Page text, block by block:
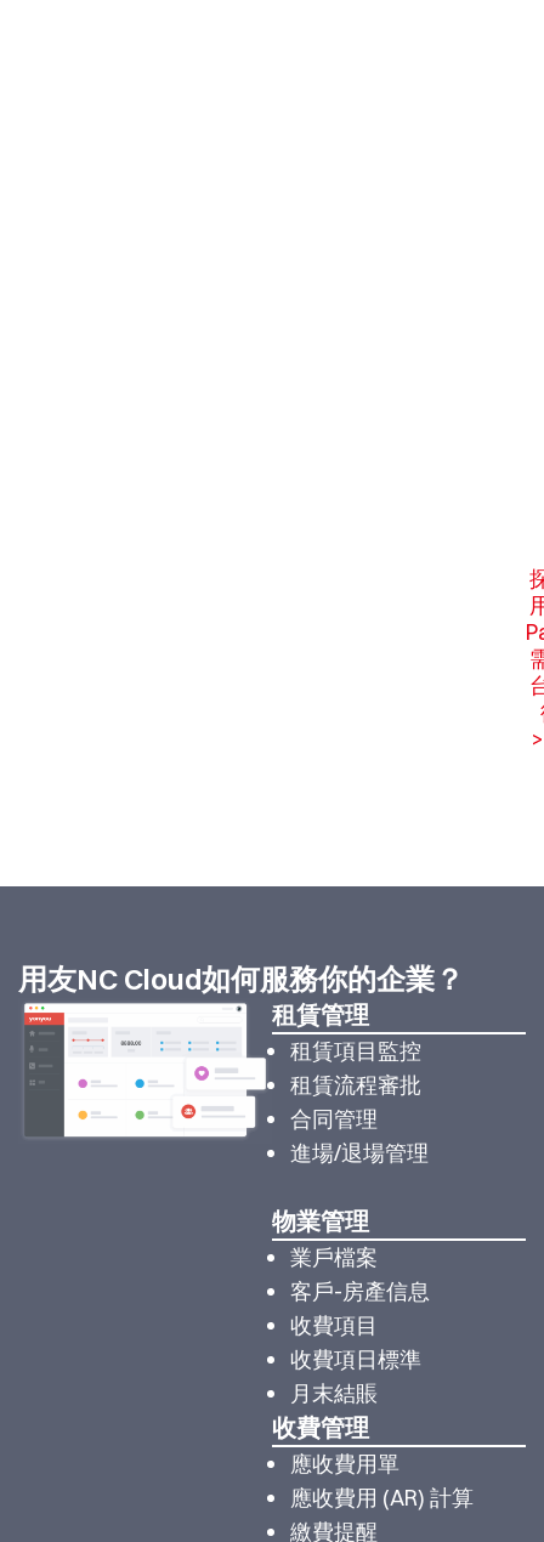
用友NC Cloud如何服務你的企業？
租賃管理
租賃項目監控
租賃流程審批
合同管理
進場/退場管理
物業管理
業戶檔案
客戶-房產信息
收費項目
收費項日標準
月末結賬
收費管理
應收費用單
應收費用 (AR) 計算
繳費提醒